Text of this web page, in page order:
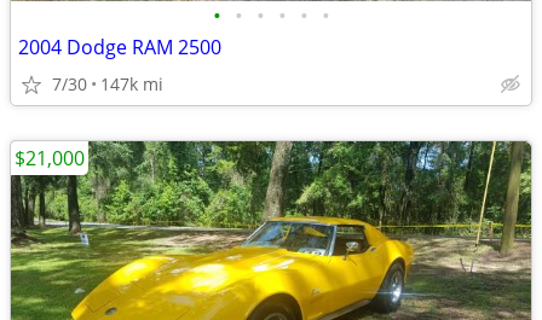
• • • • • •
2004 Dodge RAM 2500
7/30 147k mi
$21,000